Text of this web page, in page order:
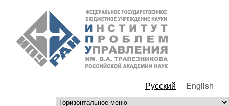
Перейти к основному
содержанию
РАН
Русский English